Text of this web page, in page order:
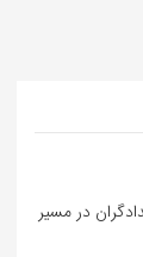
در مسیر